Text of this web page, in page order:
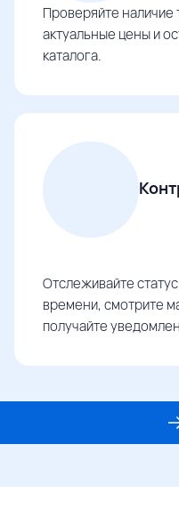
Проверяйте
актуальные цены и
каталога.
Отслеживайте
времени, смотрите
получайте